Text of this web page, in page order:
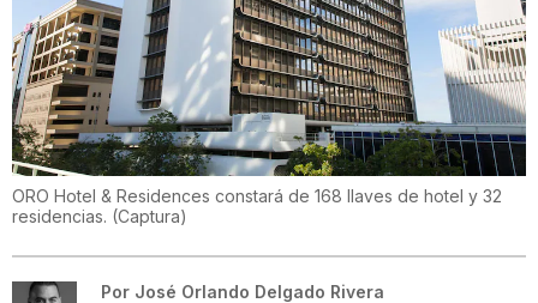
ORO Hotel & Residences constará de 168 llaves de hotel y 32
residencias. (Captura)
Por José Orlando Delgado Rivera